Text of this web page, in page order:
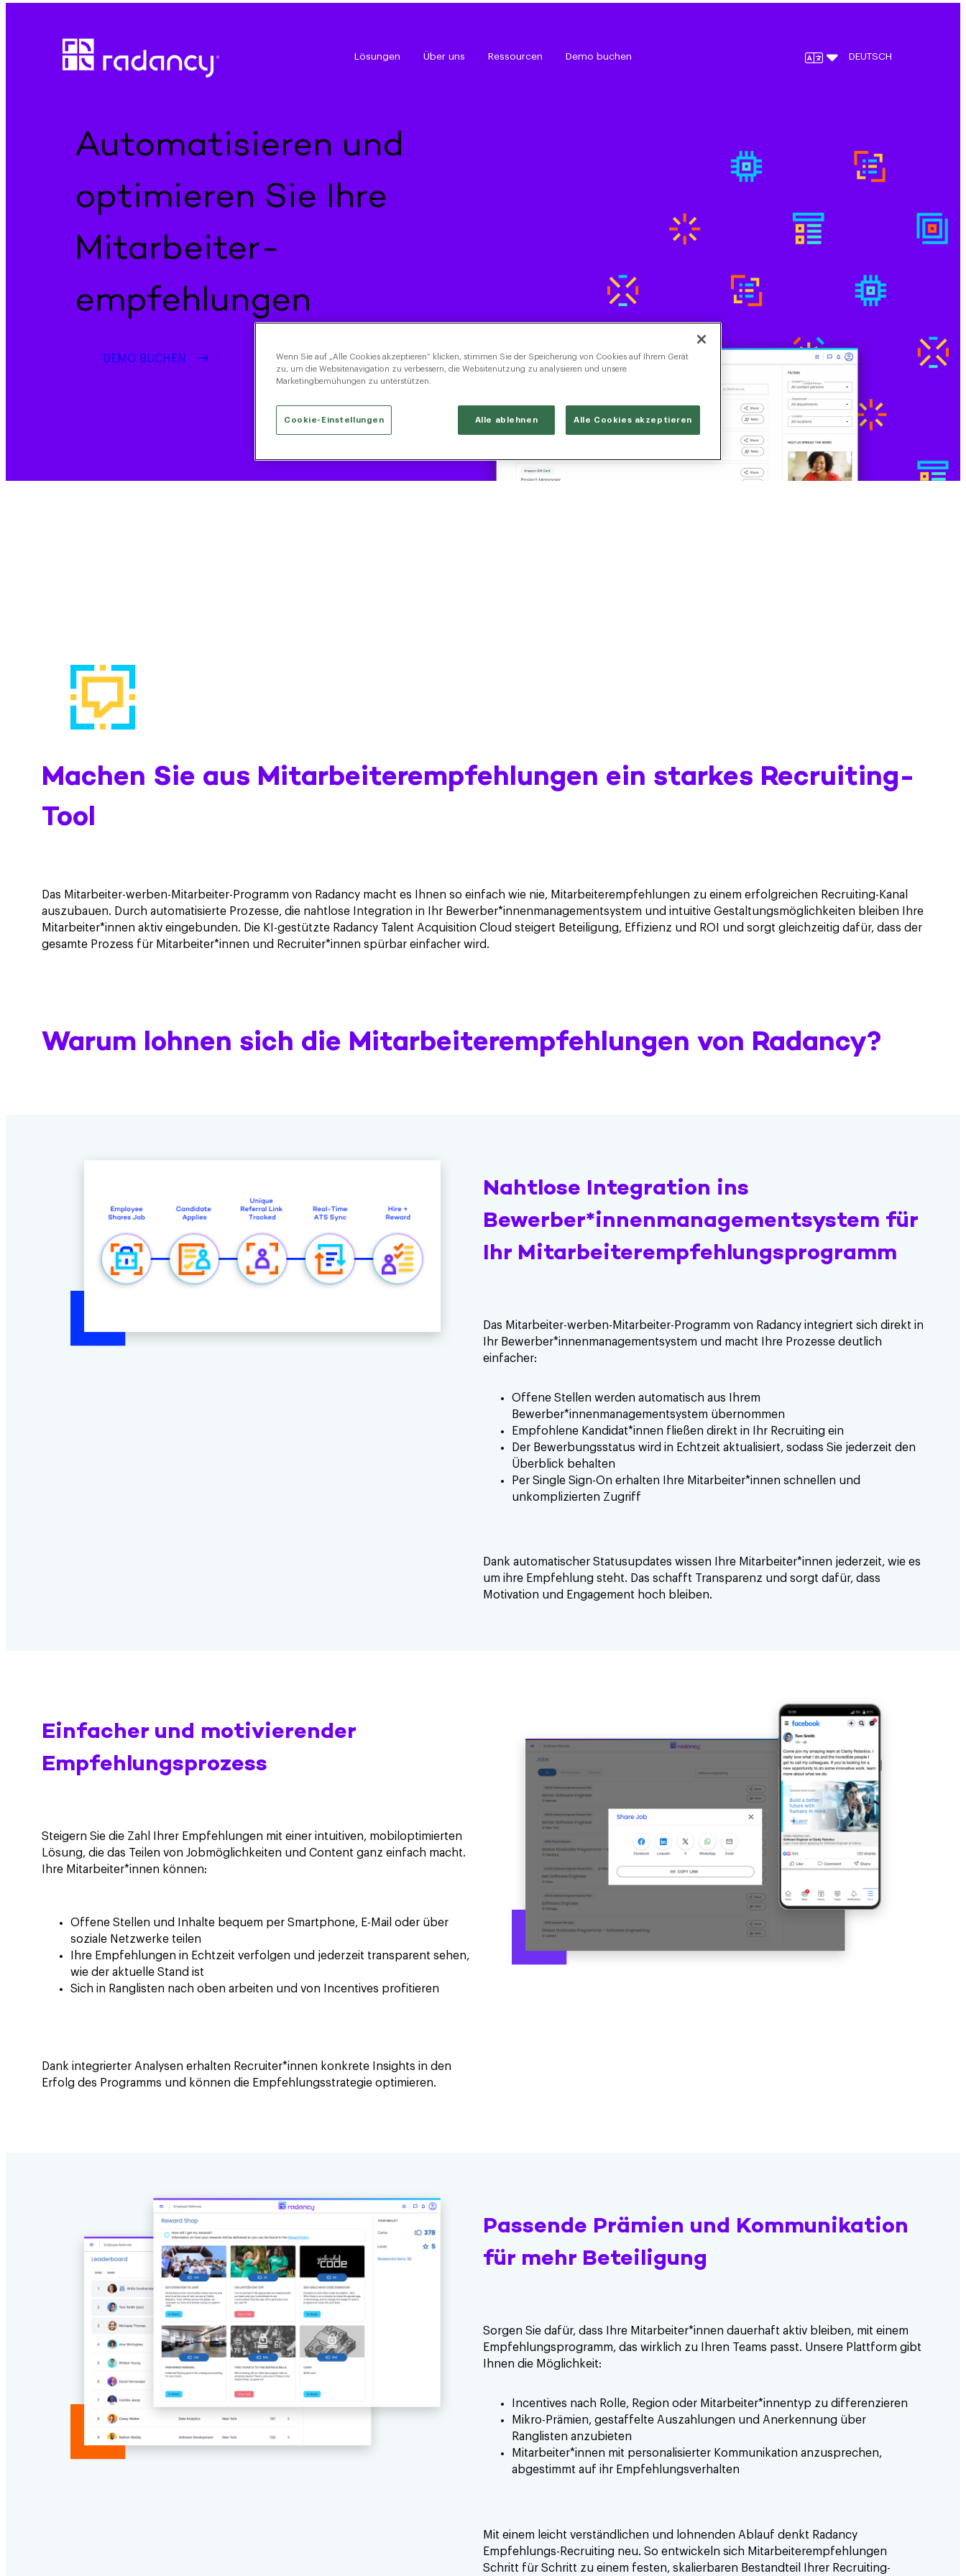
Lösungen Über uns Ressourcen Demo buchen DEUTSCH
Automatisieren und
optimieren Sie Ihre
Mitarbeiter­
empfehlungen
DEMO BUCHEN
Machen Sie aus Mitarbeiterempfehlungen ein starkes Recruiting-
Tool
Das Mitarbeiter-werben-Mitarbeiter-Programm von Radancy macht es Ihnen so einfach wie nie, Mitarbeiterempfehlungen zu einem erfolgreichen Recruiting-Kanal
auszubauen. Durch automatisierte Prozesse, die nahtlose Integration in Ihr Bewerber*innenmanagementsystem und intuitive Gestaltungsmöglichkeiten bleiben Ihre
Mitarbeiter*innen aktiv eingebunden. Die KI-gestützte Radancy Talent Acquisition Cloud steigert Beteiligung, Effizienz und ROI und sorgt gleichzeitig dafür, dass der
gesamte Prozess für Mitarbeiter*innen und Recruiter*innen spürbar einfacher wird.
Warum lohnen sich die Mitarbeiterempfehlungen von Radancy?
Nahtlose Integration ins
Bewerber*innenmanagementsystem für
Ihr Mitarbeiterempfehlungsprogramm
Das Mitarbeiter-werben-Mitarbeiter-Programm von Radancy integriert sich direkt in
Ihr Bewerber*innenmanagementsystem und macht Ihre Prozesse deutlich
einfacher:
Offene Stellen werden automatisch aus Ihrem
Bewerber*innenmanagementsystem übernommen
Empfohlene Kandidat*innen fließen direkt in Ihr Recruiting ein
Der Bewerbungsstatus wird in Echtzeit aktualisiert, sodass Sie jederzeit den
Überblick behalten
Per Single Sign-On erhalten Ihre Mitarbeiter*innen schnellen und
unkomplizierten Zugriff
Dank automatischer Statusupdates wissen Ihre Mitarbeiter*innen jederzeit, wie es
um ihre Empfehlung steht. Das schafft Transparenz und sorgt dafür, dass
Motivation und Engagement hoch bleiben.
Einfacher und motivierender
Empfehlungsprozess
Steigern Sie die Zahl Ihrer Empfehlungen mit einer intuitiven, mobiloptimierten
Lösung, die das Teilen von Jobmöglichkeiten und Content ganz einfach macht.
Ihre Mitarbeiter*innen können:
Offene Stellen und Inhalte bequem per Smartphone, E-Mail oder über
soziale Netzwerke teilen
Ihre Empfehlungen in Echtzeit verfolgen und jederzeit transparent sehen,
wie der aktuelle Stand ist
Sich in Ranglisten nach oben arbeiten und von Incentives profitieren
Dank integrierter Analysen erhalten Recruiter*innen konkrete Insights in den
Erfolg des Programms und können die Empfehlungsstrategie optimieren.
Passende Prämien und Kommunikation
für mehr Beteiligung
Sorgen Sie dafür, dass Ihre Mitarbeiter*innen dauerhaft aktiv bleiben, mit einem
Empfehlungsprogramm, das wirklich zu Ihren Teams passt. Unsere Plattform gibt
Ihnen die Möglichkeit:
Incentives nach Rolle, Region oder Mitarbeiter*innentyp zu differenzieren
Mikro-Prämien, gestaffelte Auszahlungen und Anerkennung über
Ranglisten anzubieten
Mitarbeiter*innen mit personalisierter Kommunikation anzusprechen,
abgestimmt auf ihr Empfehlungsverhalten
Mit einem leicht verständlichen und lohnenden Ablauf denkt Radancy
Empfehlungs-Recruiting neu. So entwickeln sich Mitarbeiterempfehlungen
Schritt für Schritt zu einem festen, skalierbaren Bestandteil Ihrer Recruiting-
Wenn Sie auf „Alle Cookies akzeptieren“ klicken, stimmen Sie der Speicherung von Cookies auf Ihrem Gerät
zu, um die Websitenavigation zu verbessern, die Websitenutzung zu analysieren und unsere
Marketingbemühungen zu unterstützen.
Alle ablehnen Alle Cookies akzeptieren
Cookie-Einstellungen